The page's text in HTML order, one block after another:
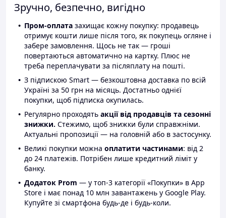
Зручно, безпечно, вигідно
Пром-оплата захищає кожну покупку: продавець
отримує кошти лише після того, як покупець огляне і
забере замовлення. Щось не так — гроші
повертаються автоматично на картку. Плюс не
треба переплачувати за післяплату на пошті.
З підпискою Smart — безкоштовна доставка по всій
Україні за 50 грн на місяць. Достатньо однієї
покупки, щоб підписка окупилась.
Регулярно проходять акції від продавців та сезонні
знижки. Стежимо, щоб знижки були справжніми.
Актуальні пропозиції — на головній або в застосунку.
Великі покупки можна оплатити частинами: від 2
до 24 платежів. Потрібен лише кредитний ліміт у
банку.
Додаток Prom — у топ-3 категорії «Покупки» в App
Store і має понад 10 млн завантажень у Google Play.
Купуйте зі смартфона будь-де і будь-коли.